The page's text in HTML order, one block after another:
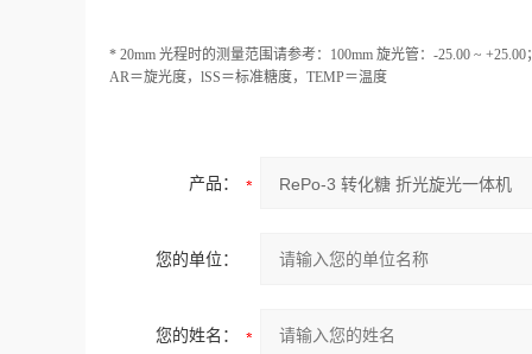
* 20mm 光程时的测量范围请参考：100mm 旋光管：-25.00 ~ +25.00
AR＝旋光度，lSS＝标准糖度，TEMP＝温度
产品：
您的单位：
您的姓名：